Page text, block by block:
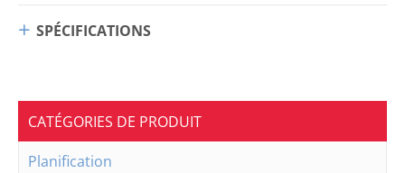
SPÉCIFICATIONS
CATÉGORIES DE PRODUIT
Planification